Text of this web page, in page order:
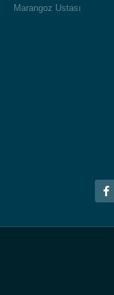
Marangoz Ustası